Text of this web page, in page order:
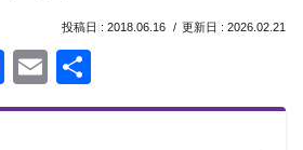
2018.06.16 2026.02.21
F
a
E
m 有